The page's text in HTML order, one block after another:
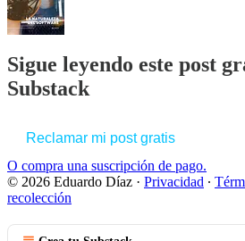
Sigue leyendo este post
Substack
Reclamar mi post gratis
O compra una suscripción de pago.
© 2026 Eduardo Díaz · Privacidad ∙
recolección